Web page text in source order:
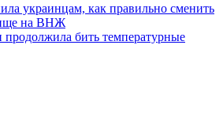
украинцам, как правильно сменить
на ВНЖ
бить температурные